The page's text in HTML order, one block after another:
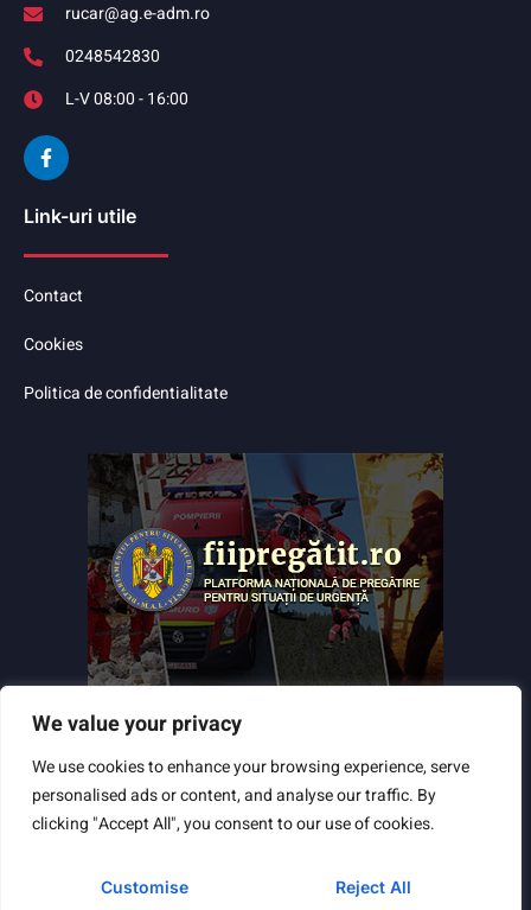
We value your privacy
We use cookies to enhance your browsing experience, serve
personalised ads or content, and analyse our traffic. By
clicking "Accept All", you consent to our use of cookies.
Customise Reject All
rucar@ag.e-adm.ro
0248542830
L-V 08:00 - 16:00
Link-uri utile
Contact
Cookies
Politica de confidentialitate
Powered by City Manager